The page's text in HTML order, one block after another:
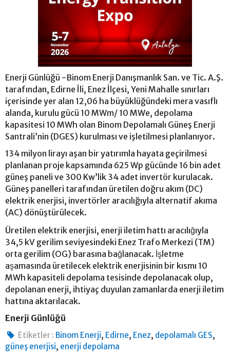
Enerji Günlüğü -Binom Enerji Danışmanlık San. ve Tic. A.Ş.
tarafından, Edirne İli, Enez İlçesi, Yeni Mahalle sınırları
içerisinde yer alan 12,06 ha büyüklüğündeki mera vasıflı
alanda, kurulu gücü 10 MWm/ 10 MWe, depolama
kapasitesi 10 MWh olan Binom Depolamalı Güneş Enerji
Santrali’nin (DGES) kurulması ve işletilmesi planlanıyor.
134 milyon lirayı aşan bir yatırımla hayata geçirilmesi
planlanan proje kapsamında 625 Wp gücünde 16 bin adet
güneş paneli ve 300 Kw’lik 34 adet invertör kurulacak.
Güneş panelleri tarafından üretilen doğru akım (DC)
elektrik enerjisi, invertörler aracılığıyla alternatif akıma
(AC) dönüştürülecek.
Üretilen elektrik enerjisi, enerji iletim hattı aracılığıyla
34,5 kV gerilim seviyesindeki Enez Trafo Merkezi (TM)
orta gerilim (OG) barasına bağlanacak. İşletme
aşamasında üretilecek elektrik enerjisinin bir kısmı 10
MWh kapasiteli depolama tesisinde depolanacak olup,
depolanan enerji, ihtiyaç duyulan zamanlarda enerji iletim
hattına aktarılacak.
Enerji Günlüğü
Etiketler : Binom Enerji, Edirne, Enez, depolamalı GES,
güneş enerjisi, enerji depolama